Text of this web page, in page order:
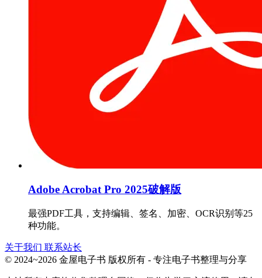
Adobe Acrobat Pro 2025破解版
最强PDF工具，支持编辑、签名、加密、OCR识别等25
种功能。
关于我们 联系站长
© 2024~2026 金屋电子书 版权所有 - 专注电子书整理与分享